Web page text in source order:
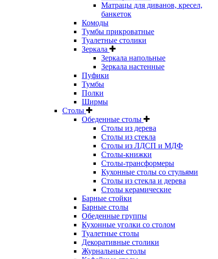
Матрацы для диванов, кресел,
банкеток
Комоды
Тумбы прикроватные
Туалетные столики
Зеркала
Зеркала напольные
Зеркала настенные
Пуфики
Тумбы
Полки
Ширмы
Столы
Обеденные столы
Столы из дерева
Столы из стекла
Столы из ЛДСП и МДФ
Столы-книжки
Столы-трансформеры
Кухонные столы со стульями
Столы из стекла и дерева
Столы керамические
Барные стойки
Барные столы
Обеденные группы
Кухонные уголки со столом
Туалетные столы
Декоративные столики
Журнальные столы